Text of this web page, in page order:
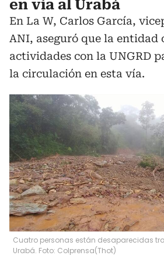
en vía al Urabá
En La W, Carlos García,
ANI, aseguró que la entidad
actividades con la UNGRD
la circulación en esta vía.
Cuatro personas están desaparecidas
Urabá. Foto: Colprensa(Thot)